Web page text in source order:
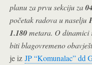
planu za prvu sekciju za
početak radova u naselju
1.180metara. O dinamici
biti blagovremeno
je iz JP “Komunalac” dd